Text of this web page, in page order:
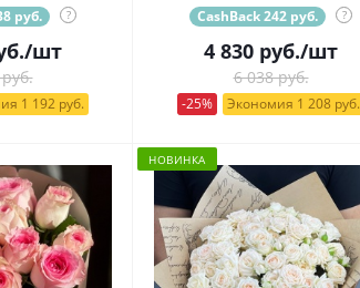
руб. ?
/шт
1 192 руб.
CashBack 242 руб. ?
4 830 руб./шт
6 038 руб.
-25% Экономия 1 208 руб.
НОВИНКА